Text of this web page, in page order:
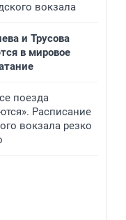
вокзала
и Трусова
в мировое
поезда
Расписание
вокзала резко